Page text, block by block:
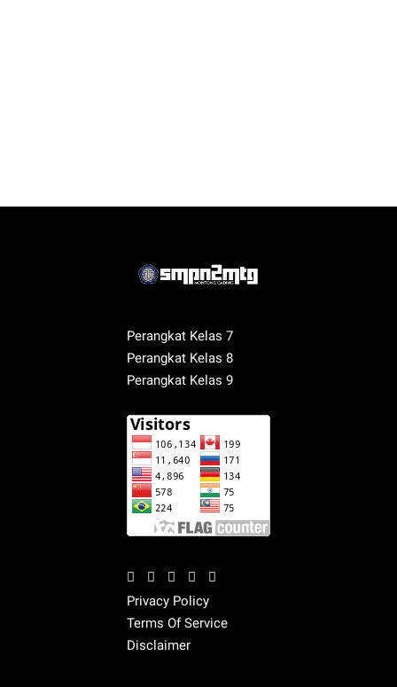
Perangkat Kelas 7
Perangkat Kelas 8
Perangkat Kelas 9
Privacy Policy
Terms Of Service
Disclaimer